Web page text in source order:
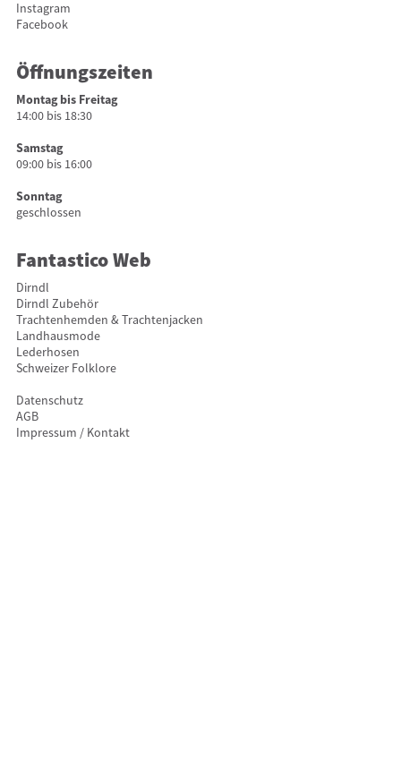
Instagram
Facebook
Öffnungszeiten
Montag bis Freitag
14:00 bis 18:30
Samstag
09:00 bis 16:00
Sonntag
geschlossen
Fantastico Web
Dirndl
Dirndl Zubehör
Trachtenhemden & Trachtenjacken
Landhausmode
Lederhosen
Schweizer Folklore
Datenschutz
AGB
Impressum / Kontakt